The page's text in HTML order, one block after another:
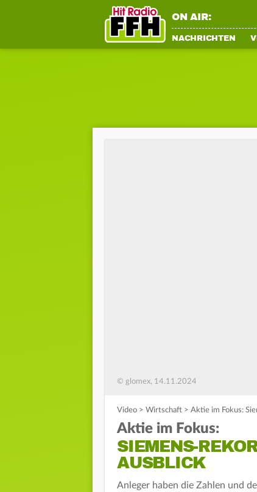
ON AIR:
NACHRICHTEN
© glomex, 14.11.2024
Video > Wirtschaft > Aktie im Fokus:
Aktie im Fokus:
SIEMENS-
AUSBLICK
Anleger haben die Zahlen und